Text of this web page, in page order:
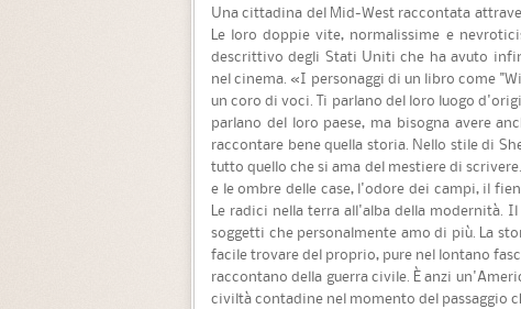
Una cittadina del Mid-West raccontata
Le loro doppie vite, normalissime e
descrittivo degli Stati Uniti che ha avuto
nel cinema. «I personaggi di un libro come
un coro di voci. Ti parlano del loro luogo
parlano del loro paese, ma bisogna avere
raccontare bene quella storia. Nello stile di
tutto quello che si ama del mestiere di
e le ombre delle case, l'odore dei campi, il
Le radici nella terra all'alba della modernità.
soggetti che personalmente amo di più. La
facile trovare del proprio, pure nel lontano
raccontano della guerra civile. È anzi
civiltà contadine nel momento del passaggio